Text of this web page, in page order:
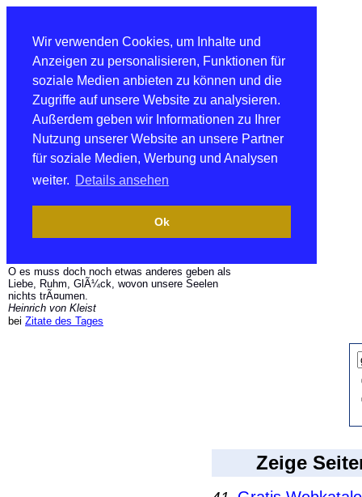
Wir verwenden Cookies, um Inhalte und
Anzeigen zu personalisieren, Funktionen für
soziale Medien anbieten zu können und die
Zugriffe auf unsere Website zu analysieren.
Außerdem geben wir Informationen zu Ihrer
Nutzung unserer Website an unsere Partner
für soziale Medien, Werbung und Analysen
weiter. Details ansehen
Ok
O es muss doch noch etwas anderes geben als
Liebe, Ruhm, GlÃ¼ck, wovon unsere Seelen
nichts trÃ¤umen.
Heinrich von Kleist
bei Zitate des Tages
Zeige